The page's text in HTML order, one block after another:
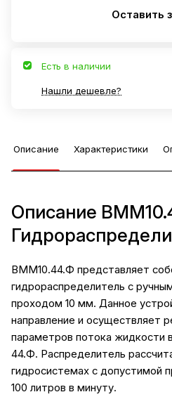
Оставить
Есть в наличии
Нашли дешевле?
Описание Характеристики
Описание
ВММ10.44.Ф представляет
гидрораспределитель с
проходом 10 мм. Данное
направление и осуществляет
параметров потока жидкости
44.Ф. Распределитель
гидросистемах с допустимой
100 литров в минуту.